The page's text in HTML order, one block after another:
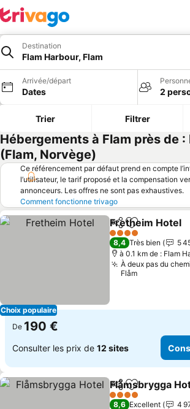
Destination
Flam Harbour, Flam
Arrivée/départ
Dates 2
Trier Filtrer
Hébergements à Flam près de
(Flam, Norvège)
Ce référencement par défaut prend en compte
l’utilisateur, le tarif proposé et la compensation
annonceurs. Les offres ne sont pas exhaustives.
Comment fonctionne trivago
Choix populaire
PartagerAjouter à
Fretheim Hotel
4 Étoiles
8,4 Très bien
5
à 0.1 km de : Flam
À deux pas du
Flåm
De 190 €
Consulter les prix de 12 sites
PartagerAjouter à
Flåmsbrygga
4 Étoiles
8,6 Excellent
4